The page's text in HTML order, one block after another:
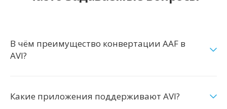
В чём преимущество конвертации AAF в
AVI?
Какие приложения поддерживают AVI?